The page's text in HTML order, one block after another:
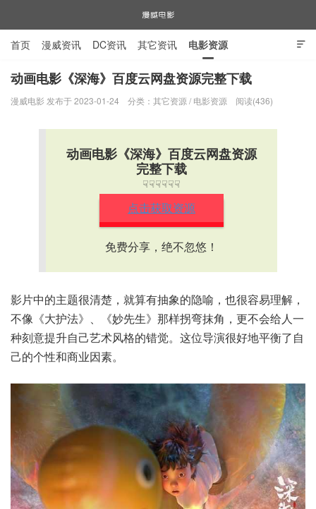

首页 漫威资讯 DC资讯 其它资讯 电影资源
电视剧资源 漫威图片
动画电影《深海》百度云网盘资源完整下载
漫威电影 发布于 2023-01-24 分类： 其它资源 / 电影资源 阅读(436)
动画电影《深海》百度云网盘资源
完整下载
☟☟☟☟☟☟
点击获取资源
免费分享，绝不忽悠！
影片中的主题很清楚，就算有抽象的隐喻，也很容易理解，
不像《大护法》、《妙先生》那样拐弯抹角，更不会给人一
种刻意提升自己艺术风格的错觉。这位导演很好地平衡了自
己的个性和商业因素。